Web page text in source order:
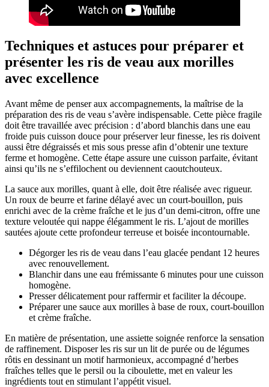
Techniques et astuces pour préparer et
présenter les ris de veau aux morilles
avec excellence
Avant même de penser aux accompagnements, la maîtrise de la
préparation des ris de veau s’avère indispensable. Cette pièce fragile
doit être travaillée avec précision : d’abord blanchis dans une eau
froide puis cuisson douce pour préserver leur finesse, les ris doivent
aussi être dégraissés et mis sous presse afin d’obtenir une texture
ferme et homogène. Cette étape assure une cuisson parfaite, évitant
ainsi qu’ils ne s’effilochent ou deviennent caoutchouteux.
La sauce aux morilles, quant à elle, doit être réalisée avec rigueur.
Un roux de beurre et farine délayé avec un court-bouillon, puis
enrichi avec de la crème fraîche et le jus d’un demi-citron, offre une
texture veloutée qui nappe élégamment le ris. L’ajout de morilles
sautées ajoute cette profondeur terreuse et boisée incontournable.
Dégorger les ris de veau dans l’eau glacée pendant 12 heures
avec renouvellement.
Blanchir dans une eau frémissante 6 minutes pour une cuisson
homogène.
Presser délicatement pour raffermir et faciliter la découpe.
Préparer une sauce aux morilles à base de roux, court-bouillon
et crème fraîche.
En matière de présentation, une assiette soignée renforce la sensation
de raffinement. Disposer les ris sur un lit de purée ou de légumes
rôtis en dessinant un motif harmonieux, accompagné d’herbes
fraîches telles que le persil ou la ciboulette, met en valeur les
ingrédients tout en stimulant l’appétit visuel.